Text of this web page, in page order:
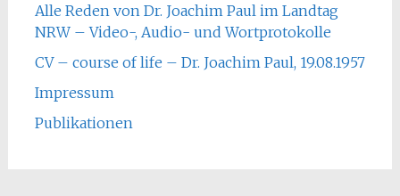
Alle Reden von Dr. Joachim Paul im Landtag
NRW – Video-, Audio- und Wortprotokolle
CV – course of life – Dr. Joachim Paul, 19.08.1957
Impressum
Publikationen